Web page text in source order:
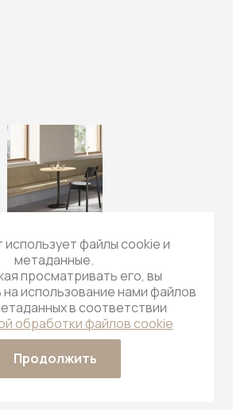
использует файлы cookie и
метаданные.
просматривать его, вы
использование нами файлов
в соответствии
обработки файлов cookie
Продолжить